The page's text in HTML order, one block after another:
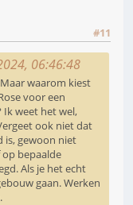
#11
06:46:48
waarom kiest
voor een
weet het wel,
ook niet dat
is, gewoon niet
bepaalde
Als je het echt
gaan. Werken